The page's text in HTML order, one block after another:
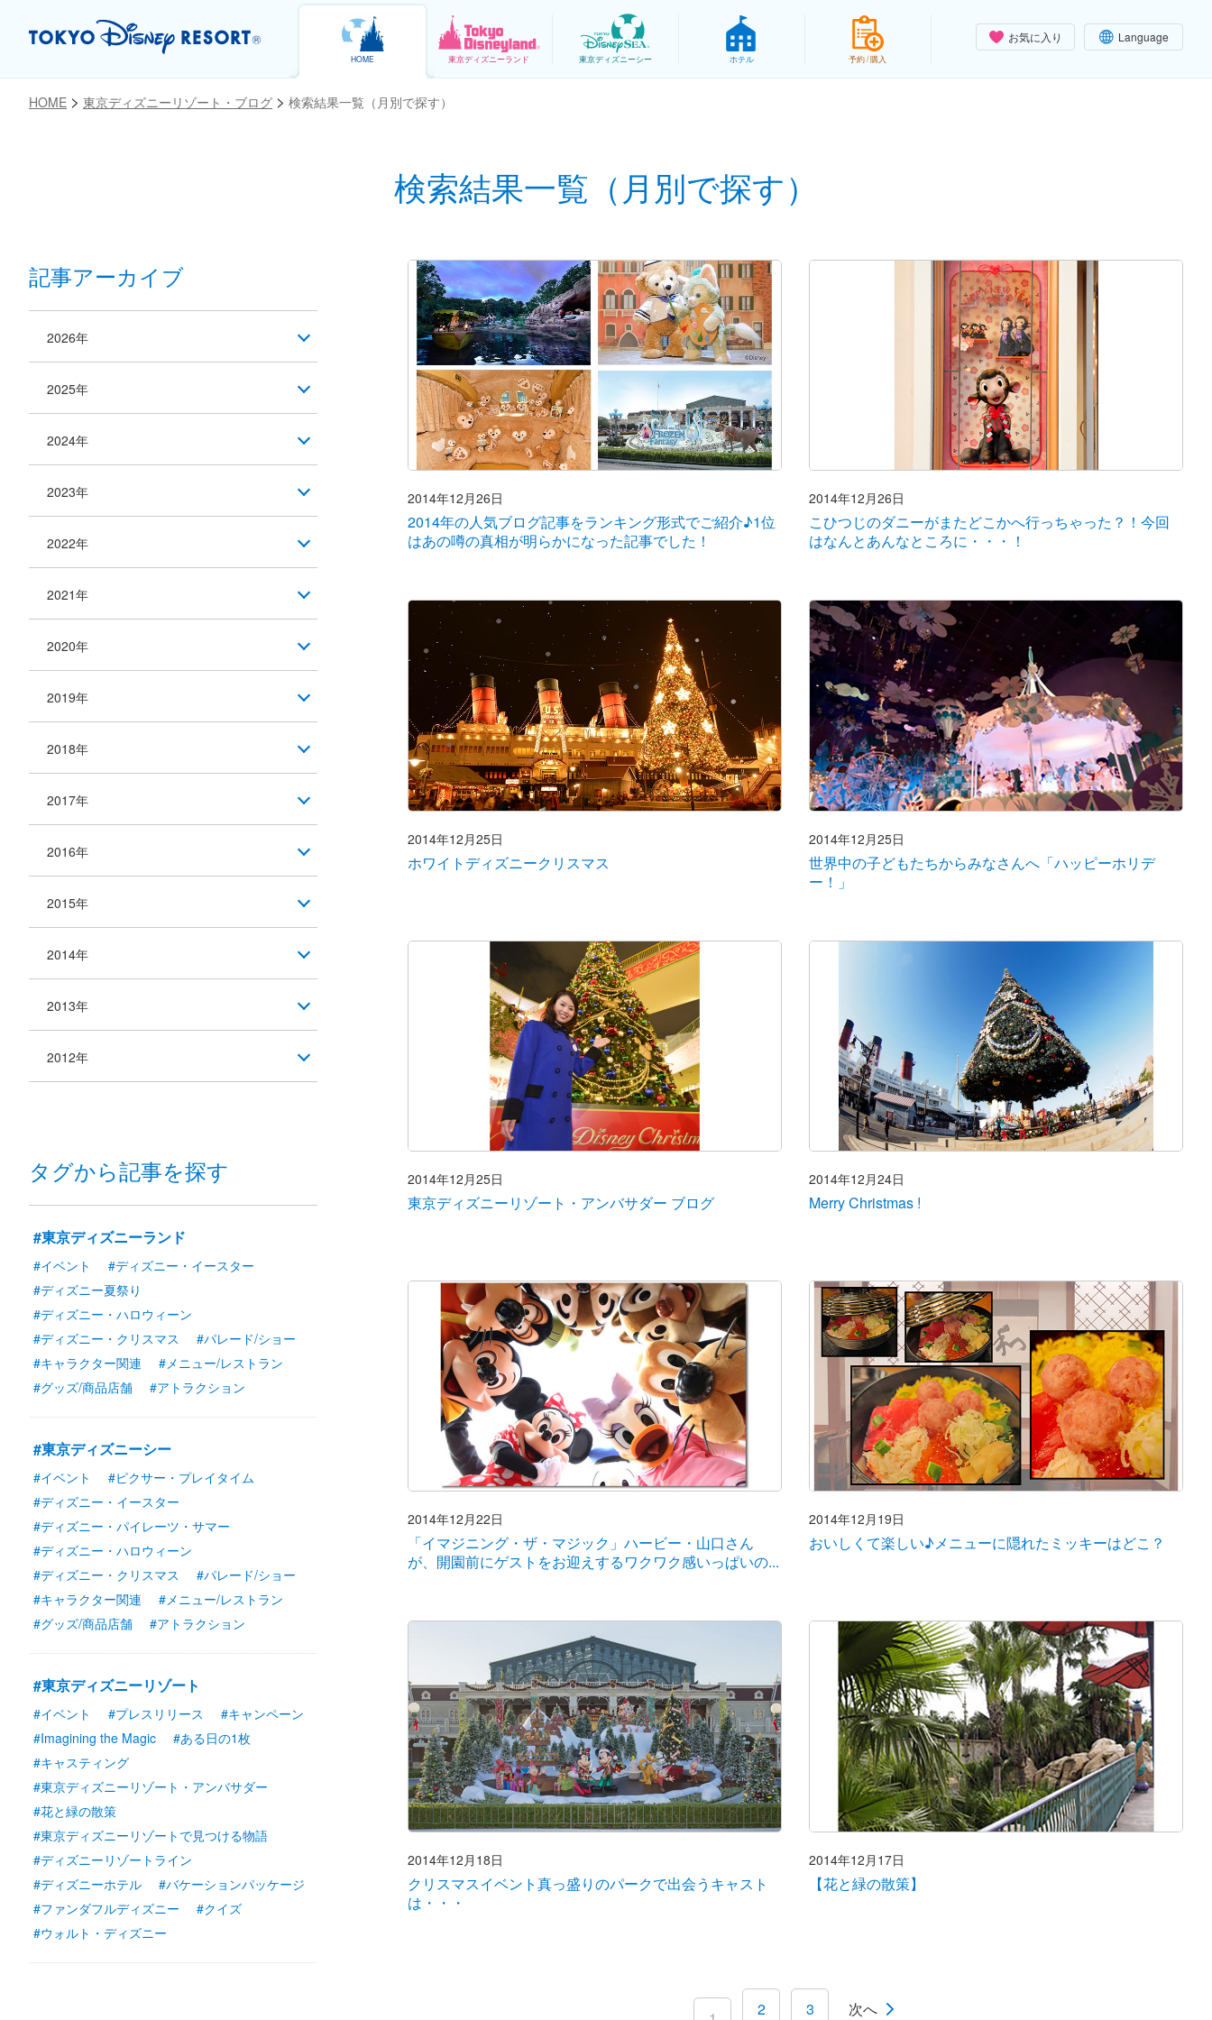
お気に入り Language
HOME 東京ディズニーランド 東京ディズニーシー ホテル 予約 / 購入
HOME 東京ディズニーリゾート・ブログ 検索結果一覧（月別で探す）
検索結果一覧（月別で探す）
2014年12月26日
2014年の人気ブログ記事をランキング形式でご紹介♪1位
はあの噂の真相が明らかになった記事でした！
2014年12月26日
こひつじのダニーがまたどこかへ行っちゃった？！今回
はなんとあんなところに・・・！
2014年12月25日
ホワイトディズニークリスマス
2014年12月25日
世界中の子どもたちからみなさんへ「ハッピーホリデ
ー！」
2014年12月25日
東京ディズニーリゾート・アンバサダー ブログ
2014年12月24日
Merry Christmas !
2014年12月22日
「イマジニング・ザ・マジック」ハービー・山口さん
が、開園前にゲストをお迎えするワクワク感いっぱいの...
2014年12月19日
おいしくて楽しい♪メニューに隠れたミッキーはどこ？
2014年12月18日
クリスマスイベント真っ盛りのパークで出会うキャスト
は・・・
2014年12月17日
【花と緑の散策】
2 3 次へ
記事アーカイブ
2026年
2025年
2024年
2023年
2022年
2021年
2020年
2019年
2018年
2017年
2016年
2015年
2014年
2013年
2012年
タグから記事を探す
#東京ディズニーランド
#イベント
#ディズニー・イースター
#ディズニー夏祭り
#ディズニー・ハロウィーン
#ディズニー・クリスマス
#パレード/ショー
#キャラクター関連
#メニュー/レストラン
#グッズ/商品店舗
#アトラクション
#東京ディズニーシー
#イベント
#ピクサー・プレイタイム
#ディズニー・イースター
#ディズニー・パイレーツ・サマー
#ディズニー・ハロウィーン
#ディズニー・クリスマス
#パレード/ショー
#キャラクター関連
#メニュー/レストラン
#グッズ/商品店舗
#アトラクション
#東京ディズニーリゾート
#イベント #プレスリリース
#キャンペーン
#Imagining the Magic
#ある日の1枚
#キャスティング
#東京ディズニーリゾート・アンバサダー
#花と緑の散策
#東京ディズニーリゾートで見つける物語
#ディズニーリゾートライン
#ディズニーホテル
#バケーションパッケージ
#ファンダフルディズニー
#クイズ
#ウォルト・ディズニー